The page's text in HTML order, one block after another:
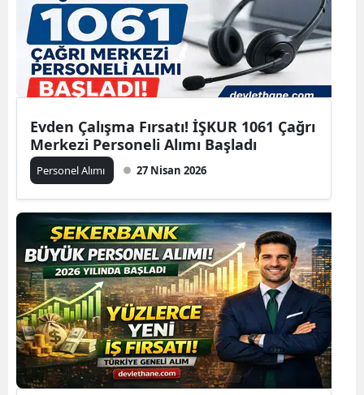
Evden Çalışma Fırsatı! İŞKUR 1061 Çağrı
Merkezi Personeli Alımı Başladı
Personel Alımı 27 Nisan 2026